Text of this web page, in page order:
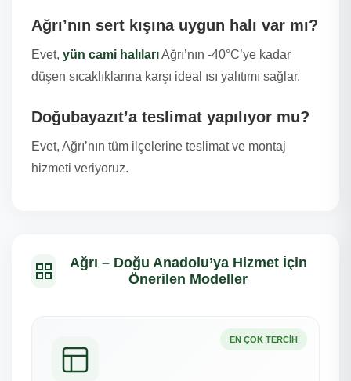
Ağrı’nın sert kışına uygun halı var mı?
Evet, yün cami halılarıAğrı’nın -40°C’ye kadar
düşen sıcaklıklarına karşı ideal ısı yalıtımı sağlar.
Doğubayazıt’a teslimat yapılıyor mu?
Evet, Ağrı’nın tüm ilçelerine teslimat ve montaj
hizmeti veriyoruz.
Ağrı – Doğu Anadolu’ya Hizmet İçin
Önerilen Modeller
EN ÇOK TERCIH